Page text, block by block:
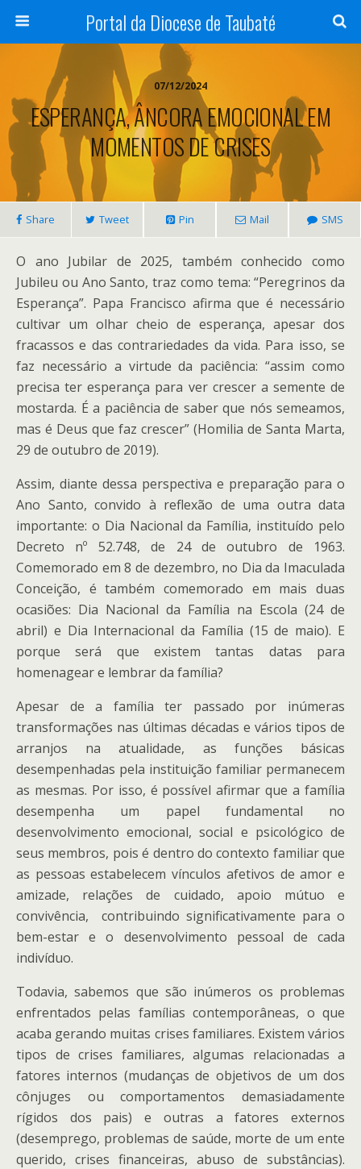
Portal da Diocese de Taubaté
07/12/2024
ESPERANÇA, ÂNCORA EMOCIONAL EM
MOMENTOS DE CRISES
Share Tweet Pin Mail SMS
O ano Jubilar de 2025, também conhecido como
Jubileu ou Ano Santo, traz como tema: “Peregrinos da
Esperança”. Papa Francisco afirma que é necessário
cultivar um olhar cheio de esperança, apesar dos
fracassos e das contrariedades da vida. Para isso, se
faz necessário a virtude da paciência: “assim como
precisa ter esperança para ver crescer a semente de
mostarda. É a paciência de saber que nós semeamos,
mas é Deus que faz crescer” (Homilia de Santa Marta,
29 de outubro de 2019).
Assim, diante dessa perspectiva e preparação para o
Ano Santo, convido à reflexão de uma outra data
importante: o Dia Nacional da Família, instituído pelo
Decreto nº 52.748, de 24 de outubro de 1963.
Comemorado em 8 de dezembro, no Dia da Imaculada
Conceição, é também comemorado em mais duas
ocasiões: Dia Nacional da Família na Escola (24 de
abril) e Dia Internacional da Família (15 de maio). E
porque será que existem tantas datas para
homenagear e lembrar da família?
Apesar de a família ter passado por inúmeras
transformações nas últimas décadas e vários tipos de
arranjos na atualidade, as funções básicas
desempenhadas pela instituição familiar permanecem
as mesmas. Por isso, é possível afirmar que a família
desempenha um papel fundamental no
desenvolvimento emocional, social e psicológico de
seus membros, pois é dentro do contexto familiar que
as pessoas estabelecem vínculos afetivos de amor e
amizade, relações de cuidado, apoio mútuo e
convivência, contribuindo significativamente para o
bem-estar e o desenvolvimento pessoal de cada
indivíduo.
Todavia, sabemos que são inúmeros os problemas
enfrentados pelas famílias contemporâneas, o que
acaba gerando muitas crises familiares. Existem vários
tipos de crises familiares, algumas relacionadas a
fatores internos (mudanças de objetivos de um dos
cônjuges ou comportamentos demasiadamente
rígidos dos pais) e outras a fatores externos
(desemprego, problemas de saúde, morte de um ente
querido, crises financeiras, abuso de substâncias).